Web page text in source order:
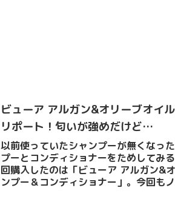
ビューア アルガン&オリーブオイ
リポート！匂いが強めだけど…
以前使っていたシャンプーが無くなっ
プーとコンディショナーをためしてみ
回購入したのは「ビューア アルガン&
ンプー＆コンディショナー」。今回も